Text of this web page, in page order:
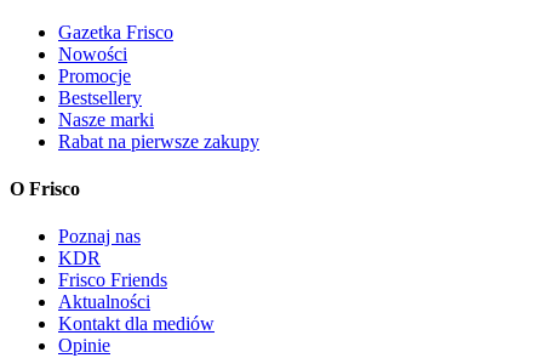
Gazetka Frisco
Nowości
Promocje
Bestsellery
Nasze marki
Rabat na pierwsze zakupy
O Frisco
Poznaj nas
KDR
Frisco Friends
Aktualności
Kontakt dla mediów
Opinie